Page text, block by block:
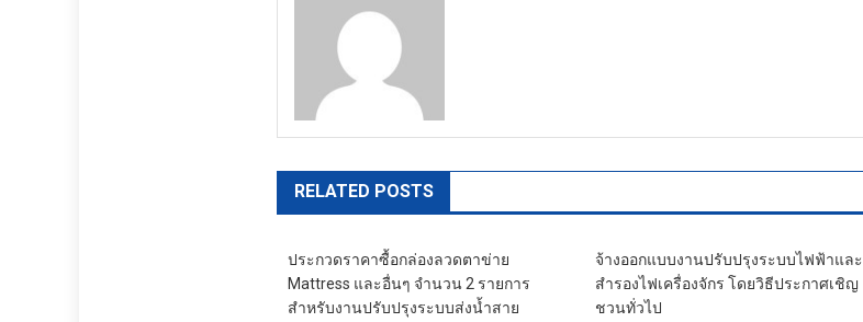
RELATED POSTS
ประกวดราคาซื้อกล่องลวดตาข่าย
Mattress และอื่นๆ จำนวน 2 รายการ
สำหรับงานปรับปรุงระบบส่งน้ำสาย
จ้างออกแบบงานปรับปรุงระบบไฟฟ้าและ
สำรองไฟเครื่องจักร โดยวิธีประกาศเชิญ
ชวนทั่วไป